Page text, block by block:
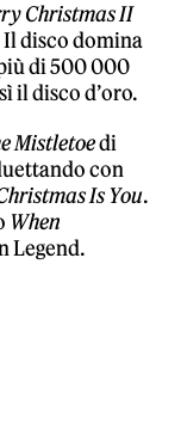
Christmas II
disco domina
di 500 000
il disco d’oro.
Mistletoedi
con
Is You.
When
Legend.